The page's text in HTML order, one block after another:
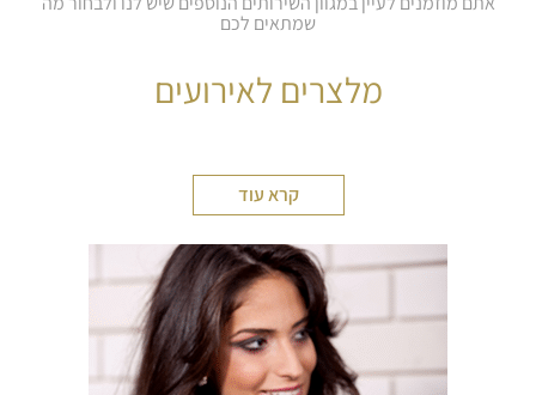
שמתאים לכם
מלצרים לאירועים
קרא עוד